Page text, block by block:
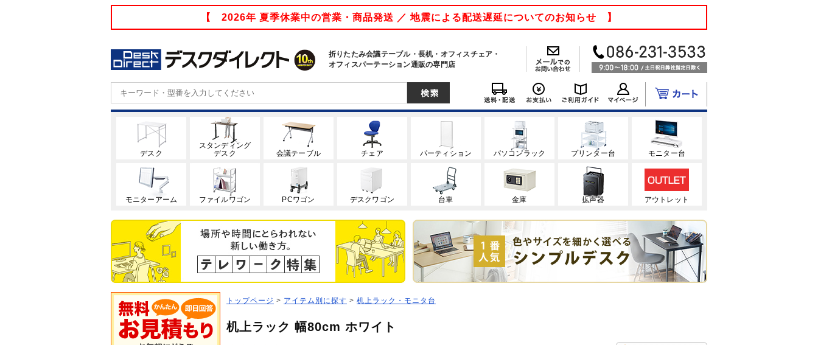
【 2026年 夏季休業中の営業・商品発送 ／ 地震による配送遅延についてのお知らせ 】
折りたたみ会議テーブル・長机・オフィスチェア・
オフィスパーテーション通販の専門店
デスク
スタンディング
デスク
会議テーブル チェア パーティション パソコンラック プリンター台 モニター台
モニターアーム ファイルワゴン PCワゴン デスクワゴン 台車 金庫 拡声器 アウトレット
トップページ > アイテム別に探す > 机上ラック・モニタ台
机上ラック 幅80cm ホワイト